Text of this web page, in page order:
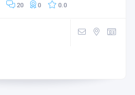
20 0 0.0